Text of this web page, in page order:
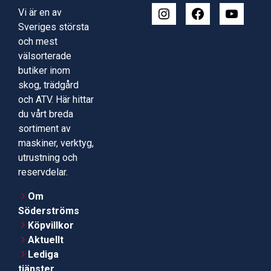
Vi är en av
Sveriges största
och mest
välsorterade
butiker inom
skog, trädgård
och ATV. Här hittar
du vårt breda
sortiment av
maskiner, verktyg,
utrustning och
reservdelar.
Om
Söderströms
Köpvillkor
Aktuellt
Lediga
tjänster